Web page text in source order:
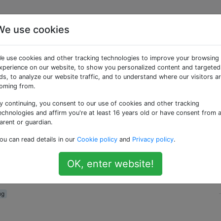
oder "Gefriertruhe kochen" gehört, bei der Sie im
mit den Lebensmitteln des nächsten Monats
wenn Sie sich auf ein Baby vorbereiten. (Essen zum
für einmal im Monat kochen?
nicht für einen ganzen Monatper se zum Kochen
zu kochen.
use cookies
use cookies and other tracking technologies to improve your browsing
on our website, to show you personalized content and targeted
to analyze our website traffic, and to understand where our visitors
from.
continuing, you consent to our use of cookies and other tracking
and affirm you're at least 16 years old or have consent from a
or guardian.
can read details in our Cookie policy and Privacy policy.
OK, enter website!